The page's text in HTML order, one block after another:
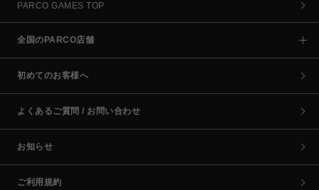
PARCO GAMES TOP
全国のPARCO店舗
初めてのお客様へ
よくあるご質問 / お問い合わせ
お知らせ
ご利用規約